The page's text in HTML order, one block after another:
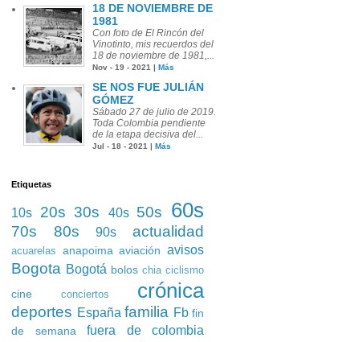
18 DE NOVIEMBRE DE
1981
Con foto de El Rincón del
Vinotinto, mis recuerdos del
18 de noviembre de 1981,...
Nov - 19 - 2021 | Más
SE NOS FUE JULIÁN
GÓMEZ
Sábado 27 de julio de 2019.
Toda Colombia pendiente
de la etapa decisiva del...
Jul - 18 - 2021 | Más
Etiquetas
10s 20s 30s 40s 50s 60s
70s 80s 90s actualidad
acuarelas anapoima aviación avisos
Bogota Bogotá bolos chia ciclismo
cine conciertos crónica
deportes España familia Fb fin
de semana
fuera de colombia